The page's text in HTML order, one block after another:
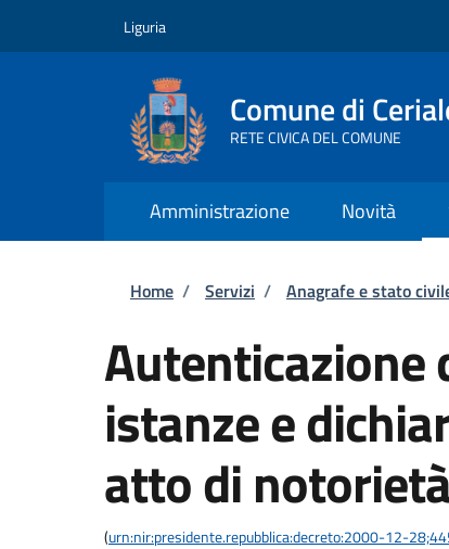
Liguria
Comune di
RETE CIVICA DEL COMUNE
Amministrazione Novità
Briciole di pane
Home / Servizi / Anagrafe e stato
Autenticazione
istanze e
atto di
(urn:nir:presidente.repubblica:decreto:2000-12-